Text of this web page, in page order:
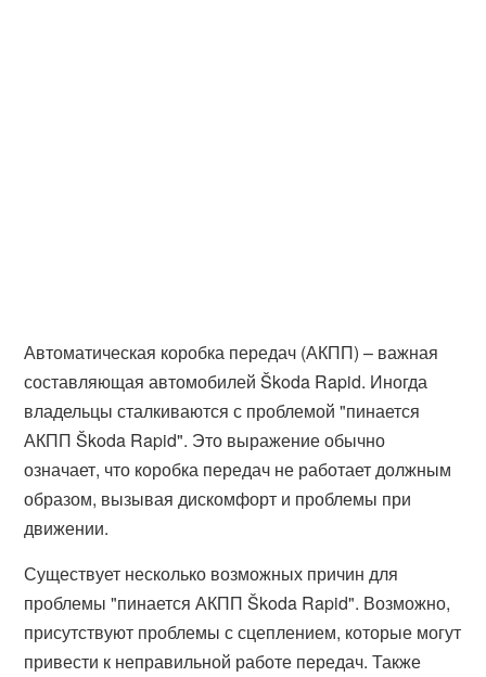
Автоматическая коробка передач (АКПП) – важная
составляющая автомобилей Škoda Rapid. Иногда
владельцы сталкиваются с проблемой "пинается
АКПП Škoda Rapid". Это выражение обычно
означает, что коробка передач не работает должным
образом, вызывая дискомфорт и проблемы при
движении.
Существует несколько возможных причин для
проблемы "пинается АКПП Škoda Rapid". Возможно,
присутствуют проблемы с сцеплением, которые могут
привести к неправильной работе передач. Также